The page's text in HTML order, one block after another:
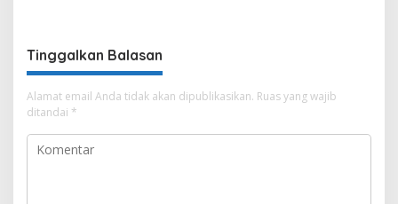
Tinggalkan Balasan
Alamat email Anda tidak akan dipublikasikan. Ruas yang wajib
ditandai *